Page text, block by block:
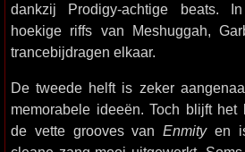
dankzij Prodigy-achtige beats.
hoekige riffs van Meshuggah,
trancebijdragen elkaar.
De tweede helft is zeker
memorabele ideeën. Toch blijft
de vette grooves vanEnmityen